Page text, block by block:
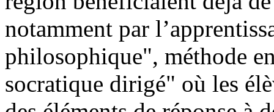
notamment par
philosophique", méthode
socratique dirigé" où les